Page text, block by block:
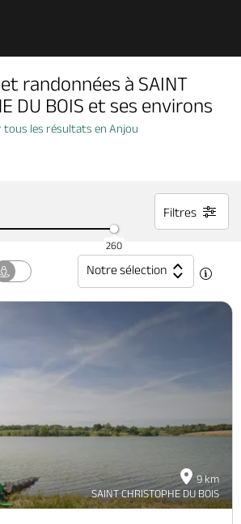
de tourisme Comment venir ? Ecrivez-nous
randonnées à SAINT
DU BOIS et ses environs
tous les résultats en Anjou
260
Filtres
Notre sélection
9 km
SAINT CHRISTOPHE DU BOIS